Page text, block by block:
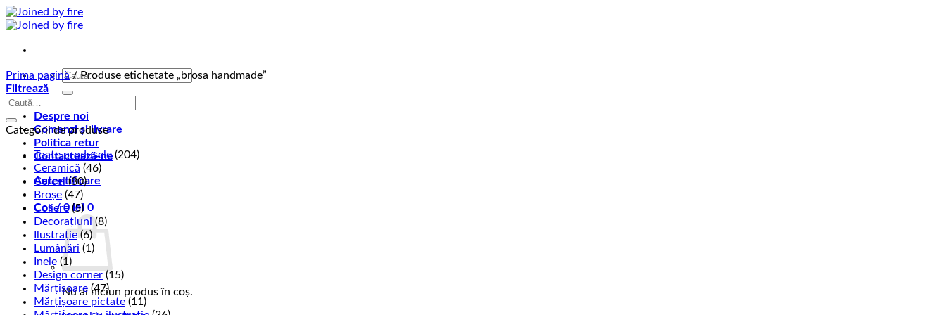
Skip
to
Caută
Despre noi
Comenzi și livrare
Politica retur
Contactează-ne
Autentificare
Coș /0lei 0
Nu ai niciun produs în coș.
Prima pagină /Produse etichetate „brosa handmade”
Filtrează
Caută
după:
Categorii de produse
Toate produsele (204)
Ceramică (46)
Cercei (80)
Broșe (47)
Coliere (5)
Decorațiuni (8)
Ilustrație (6)
Lumânări (1)
Inele (1)
Design corner (15)
Mărțișoare (47)
Mărțișoare pictate (11)